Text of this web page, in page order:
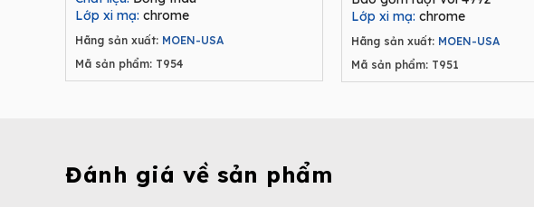
was:
8.580.000₫.
Lớp xi mạ: chrome
Hãng sản xuất: MOEN-USA
Mã sản phẩm: T954
8.800.000₫.
Lớp xi mạ: chrome
Hãng sản xuất: MOEN-USA
Mã sản phẩm: T951
Đánh giá về sản phẩm